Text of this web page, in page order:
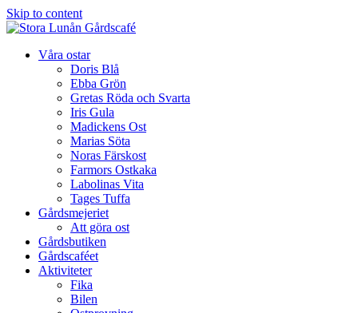
Skip to content
Våra ostar
Doris Blå
Ebba Grön
Gretas Röda och Svarta
Iris Gula
Madickens Ost
Marias Söta
Noras Färskost
Farmors Ostkaka
Labolinas Vita
Tages Tuffa
Gårdsmejeriet
Att göra ost
Gårdsbutiken
Gårdscaféet
Aktiviteter
Fika
Bilen